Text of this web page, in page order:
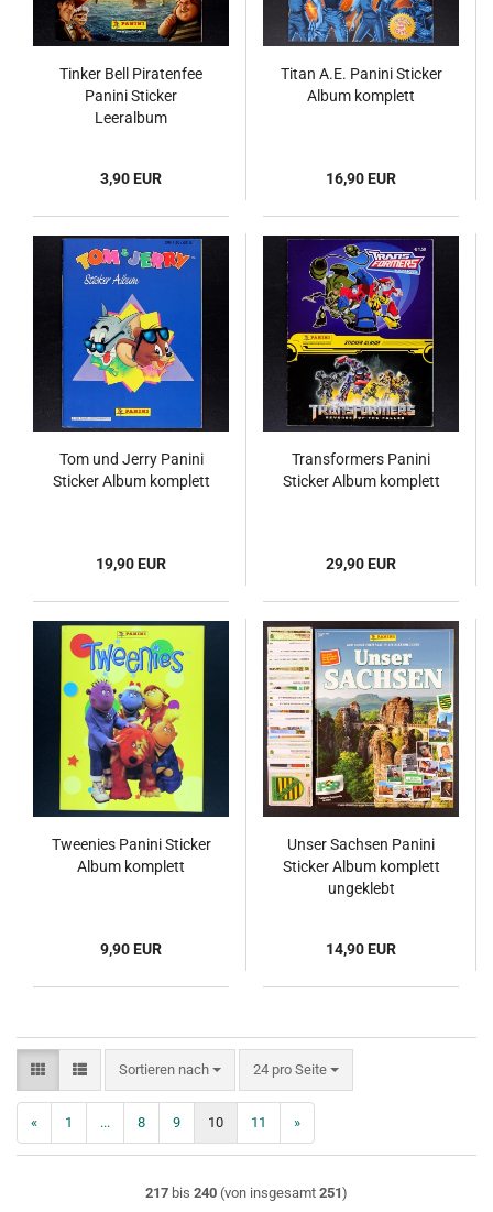
Tinker Bell Piratenfee
Panini Sticker
Leeralbum
3,90 EUR
Titan A.E. Panini Sticker
Album komplett
16,90 EUR
Tom und Jerry Panini
Sticker Album komplett
19,90 EUR
Transformers Panini
Sticker Album komplett
29,90 EUR
Tweenies Panini Sticker
Album komplett
9,90 EUR
Unser Sachsen Panini
Sticker Album komplett
ungeklebt
14,90 EUR
Sortieren nach
Sortieren nach 24 pro Seite
pro Seite
« 1 ... 8 9 10 11 »
217 bis 240 (von insgesamt 251)